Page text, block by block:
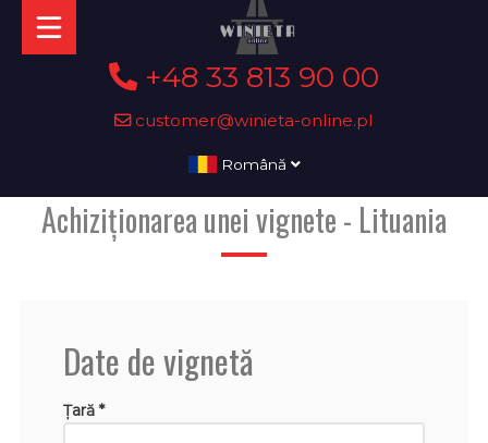
+48 33 813 90 00
customer@winieta-online.pl
Română
Achiziționarea unei vignete - Lituania
Date de vignetă
Țară *